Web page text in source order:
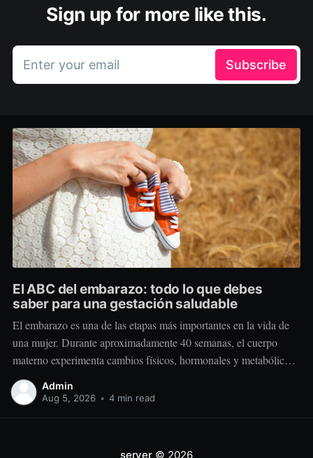
Sign up for more like this.
Enter your email Subscribe
El ABC del embarazo: todo lo que debes
saber para una gestación saludable
El embarazo es una de las etapas más importantes en la vida de
una mujer. Durante aproximadamente 40 semanas, el cuerpo
materno experimenta cambios físicos, hormonales y metabólicos
extraordinarios para crear y sostener una nueva vida. Más allá de
“comer por dos”, el embarazo requiere comer mejor, nutrir
Admin
Aug 5, 2026 • 4 min read
server© 2026